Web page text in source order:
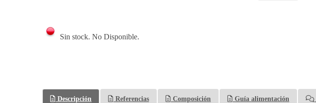
Sin stock. No Disponible.
Descripción Referencias Composición Guía alimentación